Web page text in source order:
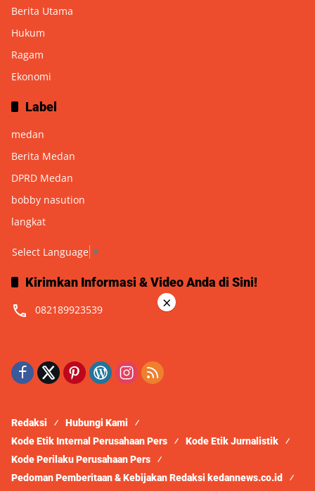
Berita Utama
Hukum
Ragam
Ekonomi
Label
medan
Berita Medan
DPRD Medan
bobby nasution
langkat
Select Language ▼
Kirimkan Informasi & Video Anda di Sini!
082189923539
Redaksi
Hubungi Kami
Kode Etik Internal Perusahaan Pers
Kode Etik Jurnalistik
Kode Perilaku Perusahaan Pers
Pedoman Pemberitaan & Kebijakan Redaksi kedannews.co.id
×